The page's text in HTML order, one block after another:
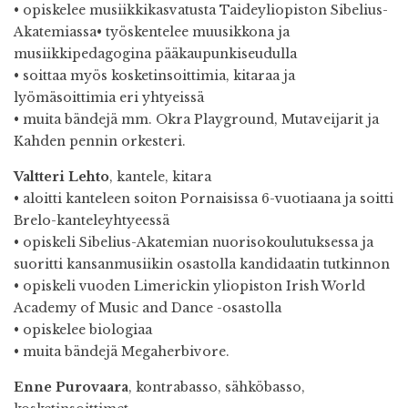
• opiskelee musiikkikasvatusta Taideyliopiston Sibelius-
Akatemiassa• työskentelee muusikkona ja
musiikkipedagogina pääkaupunkiseudulla
• soittaa myös kosketinsoittimia, kitaraa ja
lyömäsoittimia eri yhtyeissä
• muita bändejä mm. Okra Playground, Mutaveijarit ja
Kahden pennin orkesteri.
Valtteri Lehto, kantele, kitara
• aloitti kanteleen soiton Pornaisissa 6-vuotiaana ja soitti
Brelo-kanteleyhtyeessä
• opiskeli Sibelius-Akatemian nuorisokoulutuksessa ja
suoritti kansanmusiikin osastolla kandidaatin tutkinnon
• opiskeli vuoden Limerickin yliopiston Irish World
Academy of Music and Dance -osastolla
• opiskelee biologiaa
• muita bändejä Megaherbivore.
Enne Purovaara, kontrabasso, sähköbasso,